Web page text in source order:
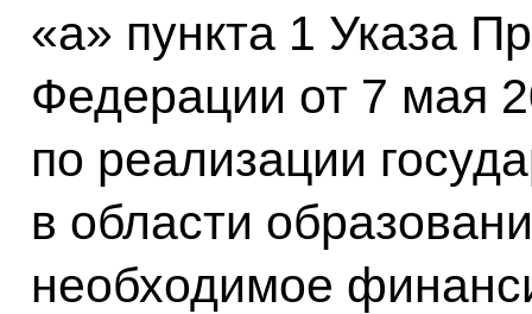
«а» пункта 1 Указа
Федерации от 7 мая
по реализации
в области
необходимое